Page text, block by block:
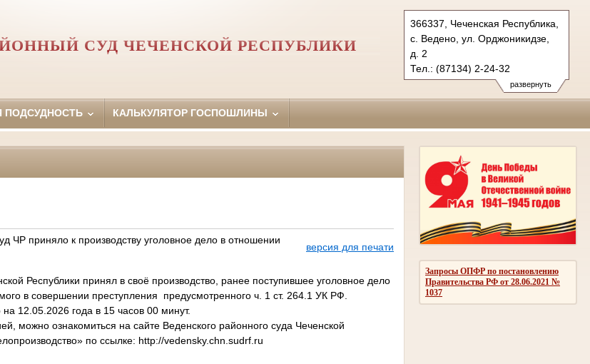
развернуть
366337, Чеченская Республика,
с. Ведено, ул. Орджоникидзе,
д. 2
Тел.: (87134) 2-24-32
vedensky.chn@sudrf.ru vedeno-
r-sud@mail.ru
СУД ЧЕЧЕНСКОЙ РЕСПУБЛИКИ
ПОДСУДНОСТЬ КАЛЬКУЛЯТОР ГОСПОШЛИНЫ
Запросы ОПФР по постановлению
Правительства РФ от 28.06.2021 №
1037
ЧР приняло к производству уголовное дело в отношении
версия для печати
Республики принял в своё производство, ранее поступившее уголовное дело
в совершении преступления предусмотренного ч. 1 ст. 264.1 УК РФ.
12.05.2026 года в 15 часов 00 минут.
можно ознакомиться на сайте Веденского районного суда Чеченской
по ссылке: http://vedensky.chn.sudrf.ru